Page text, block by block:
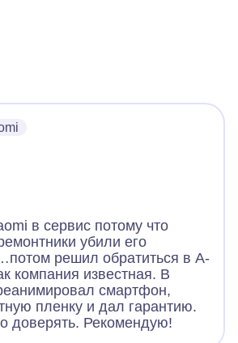
в сервис потому что
убили его
решил обратиться в А-
компания известная. В
смартфон,
пленку и дал гарантию.
доверять. Рекомендую!